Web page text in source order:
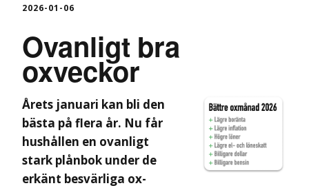
2026-01-06
Ovanligt bra
oxveckor
Årets januari kan bli den
bästa på flera år. Nu får
hushållen en ovanligt
stark plånbok under de
erkänt besvärliga ox-